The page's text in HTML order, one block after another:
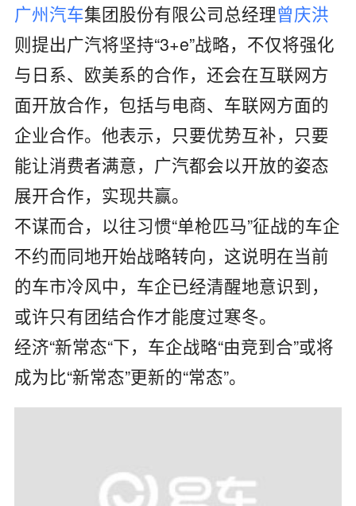
广州汽车集团股份有限公司总经理曾庆洪
则提出广汽将坚持“3+e”战略，不仅将强化
与日系、欧美系的合作，还会在互联网方
面开放合作，包括与电商、车联网方面的
企业合作。他表示，只要优势互补，只要
能让消费者满意，广汽都会以开放的姿态
展开合作，实现共赢。
不谋而合，以往习惯“单枪匹马”征战的车企
不约而同地开始战略转向，这说明在当前
的车市冷风中，车企已经清醒地意识到，
或许只有团结合作才能度过寒冬。
经济“新常态“下，车企战略“由竞到合”或将
成为比“新常态”更新的“常态”。